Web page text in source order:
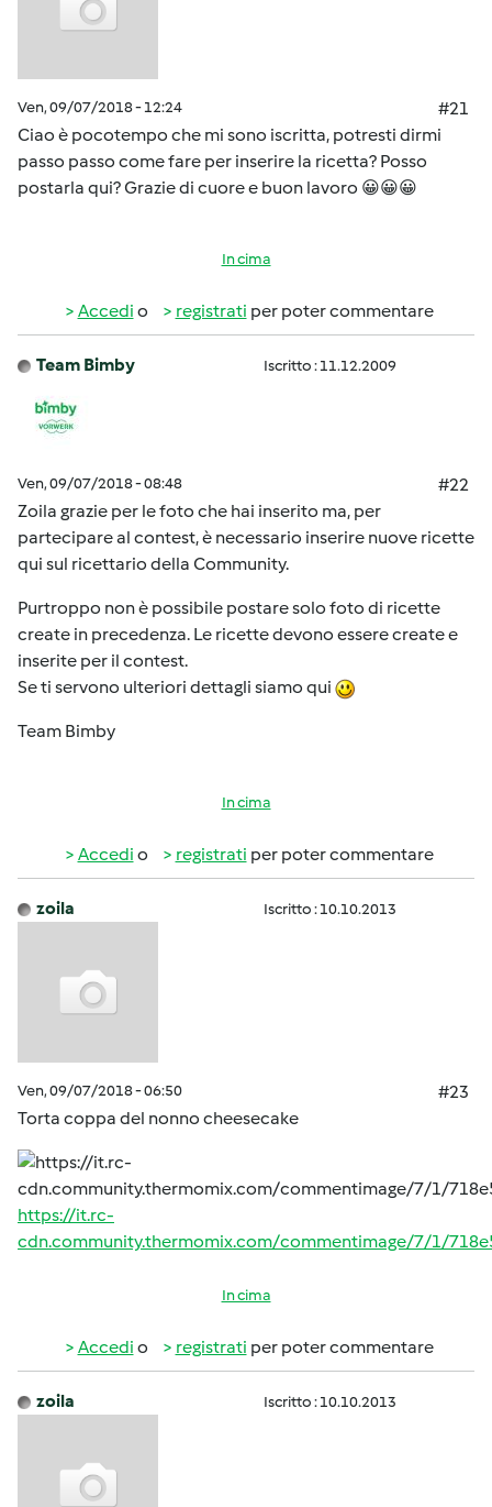
Ven, 09/07/2018 - 12:24
#21
Ciao è pocotempo che mi sono iscritta, potresti dirmi
passo passo come fare per inserire la ricetta? Posso
postarla qui? Grazie di cuore e buon lavoro 😀😀😀
In cima
Accedi o registrati per poter commentare
Team Bimby Iscritto : 11.12.2009
Ven, 09/07/2018 - 08:48
#22
Zoila grazie per le foto che hai inserito ma, per
partecipare al contest, è necessario inserire nuove ricette
qui sul ricettario della Community.
Purtroppo non è possibile postare solo foto di ricette
create in precedenza. Le ricette devono essere create e
inserite per il contest.
Se ti servono ulteriori dettagli siamo qui
Team Bimby
In cima
Accedi o registrati per poter commentare
zoila Iscritto : 10.10.2013
Ven, 09/07/2018 - 06:50
#23
Torta coppa del nonno cheesecake
https://it.rc-
cdn.community.thermomix.com/commentimage/7/1/
In cima
Accedi o registrati per poter commentare
zoila Iscritto : 10.10.2013